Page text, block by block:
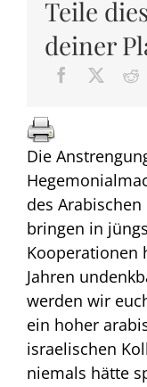
Teile
deiner
Die
des
bringen in
Kooperationen
Jahren
werden wir
ein hoher
israelischen
niemals hätte